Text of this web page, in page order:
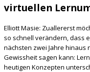
virtuellen
Elliott Masie: Zuallererst
so schnell verändern, dass
nächsten zwei Jahre hinaus
Gewissheit sagen kann:
heutigen Konzepten